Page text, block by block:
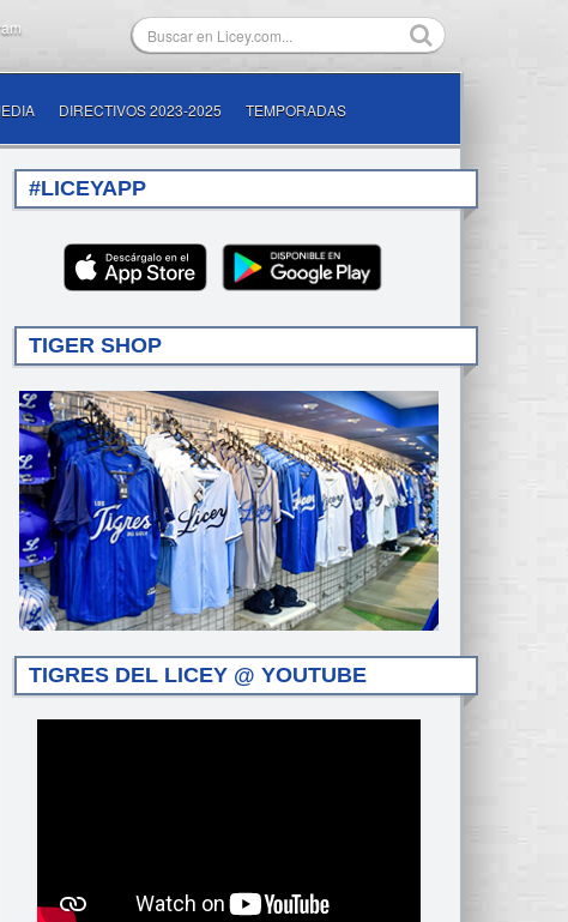
DIRECTIVOS 2023-2025 TEMPORADAS
#LICEYAPP
TIGER SHOP
TIGRES DEL LICEY @ YOUTUBE